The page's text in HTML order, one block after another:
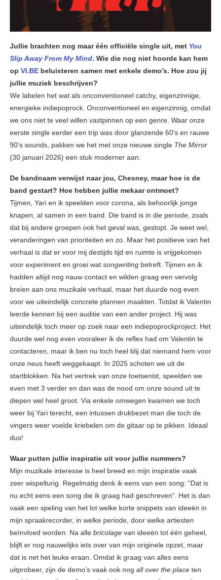
Jullie brachten nog maar één officiële single uit, met You
Slip Away From My Mind. Wie die nog niet hoorde kan hem
op VI.BE beluisteren samen met enkele demo’s. Hoe zou jij
jullie muziek beschrijven?
We labelen het wat als onconventioneel catchy, eigenzinnige,
energieke indiepoprock. Onconventioneel en eigenzinnig, omdat
we ons niet te veel willen vastpinnen op een genre. Waar onze
eerste single eerder een trip was door glanzende 60’s en rauwe
90’s sounds, pakken we het met onze nieuwe single The Mirror
(30 januari 2026) een stuk moderner aan.
De bandnaam verwijst naar jou, Chesney, maar hoe is de
band gestart? Hoe hebben jullie mekaar ontmoet?
Tijmen, Yari en ik speelden voor corona, als behoorlijk jonge
knapen, al samen in een band. Die band is in die periode, zoals
dat bij andere groepen ook het geval was, gestopt. Je weet wel,
veranderingen van prioriteiten en zo. Maar het positieve van het
verhaal is dat er voor mij destijds tijd en ruimte is vrijgekomen
voor experiment en groei wat songwriting betreft. Tijmen en ik
hadden altijd nog nauw contact en wilden graag een vervolg
breien aan ons muzikale verhaal, maar het duurde nog even
voor we uiteindelijk concrete plannen maakten. Totdat ik Valentin
leerde kennen bij een auditie van een ander project. Hij was
uiteindelijk toch meer op zoek naar een indiepoprockproject. Het
duurde wel nog even vooraleer ik de reflex had om Valentin te
contacteren, maar ik ben nu toch heel blij dat niemand hem voor
onze neus heeft weggekaapt. In 2025 schoten we uit de
startblokken. Na het vertrek van onze toetsenist, speelden we
even met 3 verder en dan was de nood om onze sound uit te
diepen wel heel groot. Via enkele omwegen kwamen we toch
weer bij Yari terecht, een intussen drukbezet man die toch de
vingers weer voelde kriebelen om de gitaar op te pikken. Ideaal
dus!
Waar putten jullie inspiratie uit voor jullie nummers?
Mijn muzikale interesse is heel breed en mijn inspiratie vaak
zeer wispelturig. Regelmatig denk ik eens van een song: “Dat is
nu echt eens een song die ik graag had geschreven”. Het is dan
vaak een speling van het lot welke korte snippets van ideeën in
mijn spraakrecorder, in welke periode, door welke artiesten
beïnvloed worden. Na alle bricolage van ideeën tot één geheel,
blijft er nog nauwelijks iets over van mijn originele opzet, maar
dat is net het leuke eraan. Omdat ik graag van alles eens
uitprobeer, zijn de demo’s vaak ook nog all over the place ten